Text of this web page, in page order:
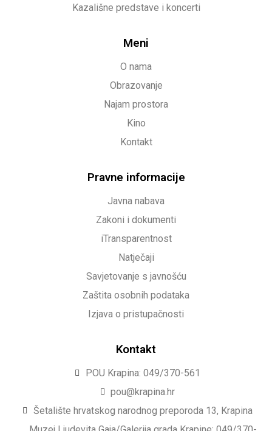
Kazališne predstave i koncerti
Meni
O nama
Obrazovanje
Najam prostora
Kino
Kontakt
Pravne informacije
Javna nabava
Zakoni i dokumenti
iTransparentnost
Natječaji
Savjetovanje s javnošću
Zaštita osobnih podataka
Izjava o pristupačnosti
Kontakt
POU Krapina: 049/370-561
pou@krapina.hr
Šetalište hrvatskog narodnog preporoda 13, Krapina